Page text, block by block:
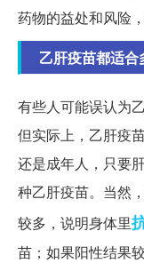
药物的益处和风险
乙肝疫苗都适
有些人可能误认为
但实际上，乙肝疫
还是成年人，只要
种乙肝疫苗。当然
较多，说明身体里
苗；如果阳性结果